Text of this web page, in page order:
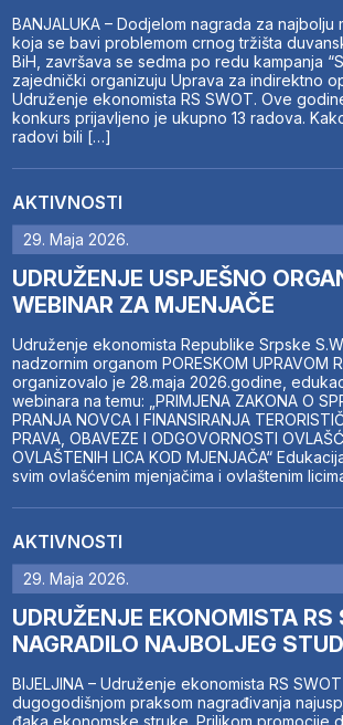
BANJALUKA – Dodjelom nagrada za najbolju
koja se bavi problemom crnog tržišta
BiH, završava se sedma po redu kampanja
zajednički organizuju Uprava za indirektno
Udruženje ekonomista RS SWOT. Ove
konkurs prijavljeno je ukupno 13 radova.
radovi bili […]
AKTIVNOSTI
29. Maja 2026.
UDRUŽENJE USPJEŠNO
WEBINAR ZA MJENJAČE
Udruženje ekonomista Republike Srpske
nadzornim organom PORESKOM UPRAVOM
organizovalo je 28.maja 2026.godine,
webinara na temu: „PRIMJENA ZAKONA O
PRANJA NOVCA I FINANSIRANJA
PRAVA, OBAVEZE I ODGOVORNOSTI
OVLAŠTENIH LICA KOD MJENJAČA“
svim ovlašćenim mjenjačima i ovlaštenim
AKTIVNOSTI
29. Maja 2026.
UDRUŽENJE EKONOMISTA RS
NAGRADILO NAJBOLJEG
BIJELJINA – Udruženje ekonomista RS
dugogodišnjom praksom nagrađivanja